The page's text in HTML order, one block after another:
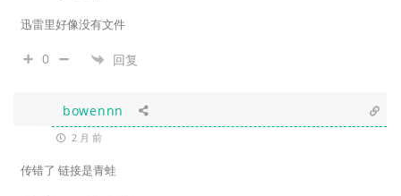
迅雷里好像没有文件
0 回复
bowennn
2 月 前
传错了 链接是青蛙